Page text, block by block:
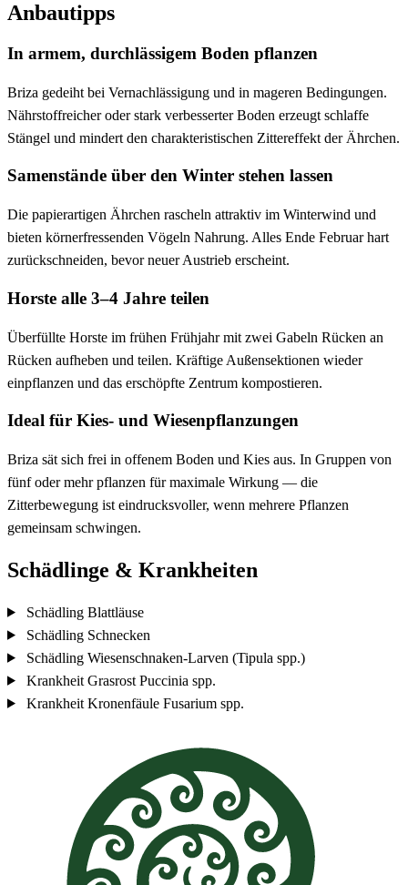
Anbautipps
In armem, durchlässigem Boden pflanzen
Briza gedeiht bei Vernachlässigung und in mageren Bedingungen.
Nährstoffreicher oder stark verbesserter Boden erzeugt schlaffe
Stängel und mindert den charakteristischen Zittereffekt der Ährchen.
Samenstände über den Winter stehen lassen
Die papierartigen Ährchen rascheln attraktiv im Winterwind und
bieten körnerfressenden Vögeln Nahrung. Alles Ende Februar hart
zurückschneiden, bevor neuer Austrieb erscheint.
Horste alle 3–4 Jahre teilen
Überfüllte Horste im frühen Frühjahr mit zwei Gabeln Rücken an
Rücken aufheben und teilen. Kräftige Außensektionen wieder
einpflanzen und das erschöpfte Zentrum kompostieren.
Ideal für Kies- und Wiesenpflanzungen
Briza sät sich frei in offenem Boden und Kies aus. In Gruppen von
fünf oder mehr pflanzen für maximale Wirkung — die
Zitterbewegung ist eindrucksvoller, wenn mehrere Pflanzen
gemeinsam schwingen.
Schädlinge & Krankheiten
Schädling Blattläuse
Schädling Schnecken
Schädling Wiesenschnaken-Larven (Tipula spp.)
Krankheit Grasrost Puccinia spp.
Krankheit Kronenfäule Fusarium spp.